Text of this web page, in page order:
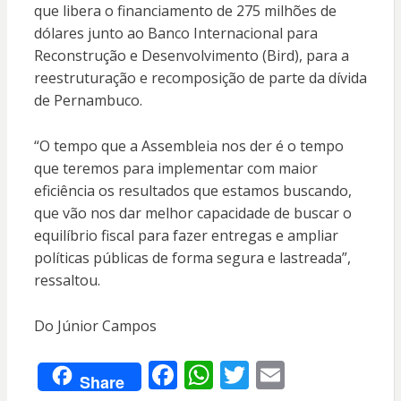
que libera o financiamento de 275 milhões de
dólares junto ao Banco Internacional para
Reconstrução e Desenvolvimento (Bird), para a
reestruturação e recomposição de parte da dívida
de Pernambuco.
“O tempo que a Assembleia nos der é o tempo
que teremos para implementar com maior
eficiência os resultados que estamos buscando,
que vão nos dar melhor capacidade de buscar o
equilíbrio fiscal para fazer entregas e ampliar
políticas públicas de forma segura e lastreada”,
ressaltou.
Do Júnior Campos
Share F W T E